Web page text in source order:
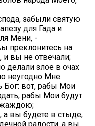
забыли святую
для Гада и
Мени, -
преклонитесь на
и вы не отвечали;
делали злое в очах
неугодно Мне.
Бог: вот, рабы Мои
рабы Мои будут
жаждою;
а вы будете в стыде;